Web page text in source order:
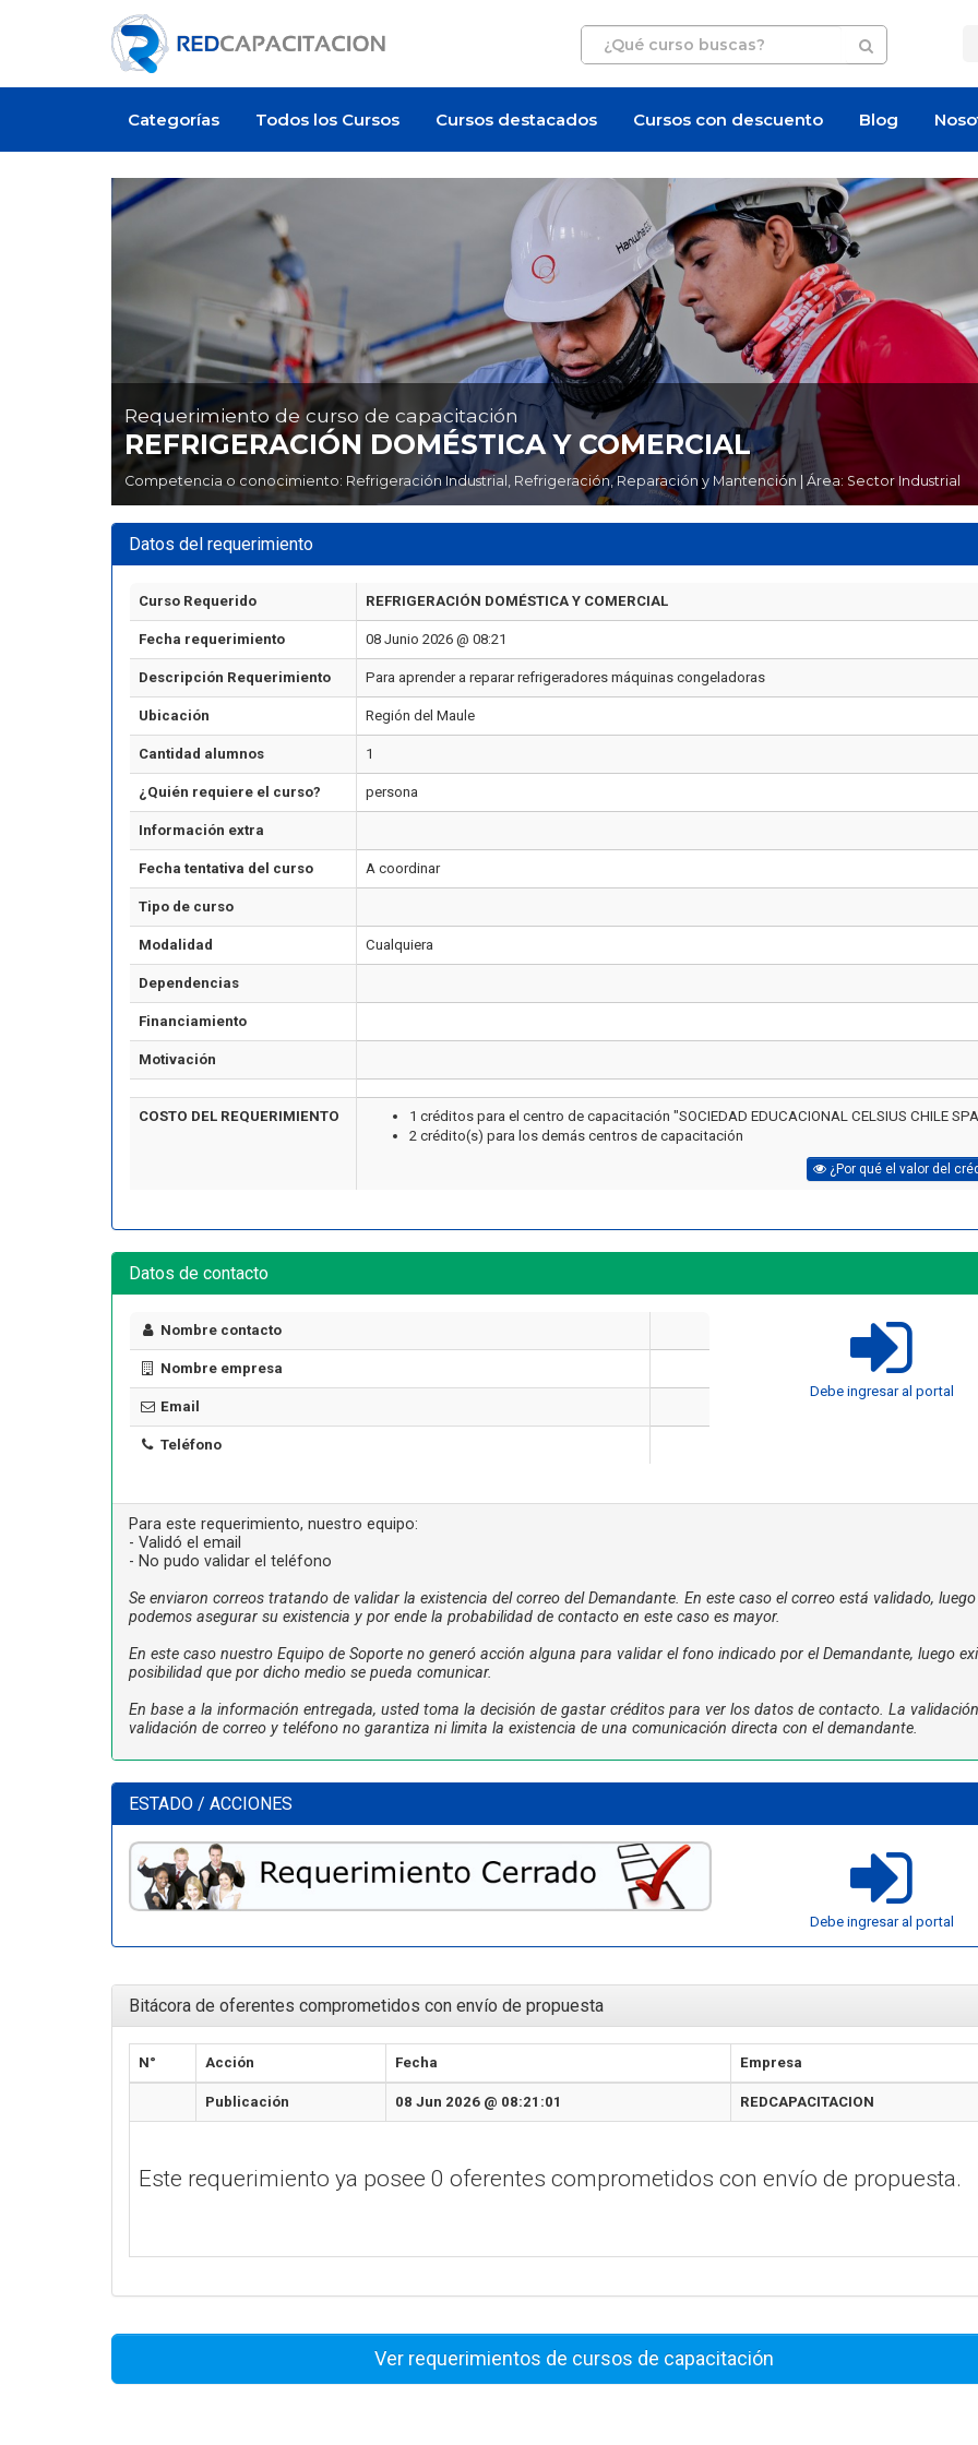
Categorías Todos los Cursos Cursos destacados Cursos con descuento Blog
Requerimiento de curso de capacitación
REFRIGERACIÓN DOMÉSTICA Y COMERCIAL
Competencia o conocimiento: Refrigeración Industrial, Refrigeración, Reparación y Mantención | Área: Sector Industrial
Datos del requerimiento
Curso Requerido REFRIGERACIÓN DOMÉSTICA Y COMERCIAL
Fecha requerimiento 08 Junio 2026 @ 08:21
Descripción Requerimiento Para aprender a reparar refrigeradores máquinas congeladoras
Ubicación Región del Maule
Cantidad alumnos 1
¿Quién requiere el curso? persona
Información extra
Fecha tentativa del curso A coordinar
Tipo de curso
Modalidad Cualquiera
Dependencias
Financiamiento
Motivación
COSTO DEL REQUERIMIENTO
1 créditos para el centro de capacitación "SOCIEDAD EDUCACIONAL CELSIUS CHILE
2 crédito(s) para los demás centros de capacitación
¿Por qué el valor del
Datos de contacto
Nombre contacto
Nombre empresa
Email
Teléfono
Debe ingresar al portal
Para este requerimiento, nuestro equipo:
- Validó el email
- No pudo validar el teléfono
Se enviaron correos tratando de validar la existencia del correo del Demandante. En este caso el correo está validado, luego
podemos asegurar su existencia y por ende la probabilidad de contacto en este caso es mayor.
En este caso nuestro Equipo de Soporte no generó acción alguna para validar el fono indicado por el Demandante, luego
posibilidad que por dicho medio se pueda comunicar.
En base a la información entregada, usted toma la decisión de gastar créditos para ver los datos de contacto. La
validación de correo y teléfono no garantiza ni limita la existencia de una comunicación directa con el demandante.
ESTADO / ACCIONES
Debe ingresar al portal
Bitácora de oferentes comprometidos con envío de propuesta
N° Acción Fecha Empresa
Publicación 08 Jun 2026 @ 08:21:01 REDCAPACITACION
Este requerimiento ya posee 0 oferentes comprometidos con envío de propuesta.
Ver requerimientos de cursos de capacitación
una Brigada de
en tu Empresa
¿Cuánto cuesta certificarse en
en 2026? El precio real de los
¿Cuánto cuesta un curso de
en 2026? Precios reales y qué
¿Cuánto dura un